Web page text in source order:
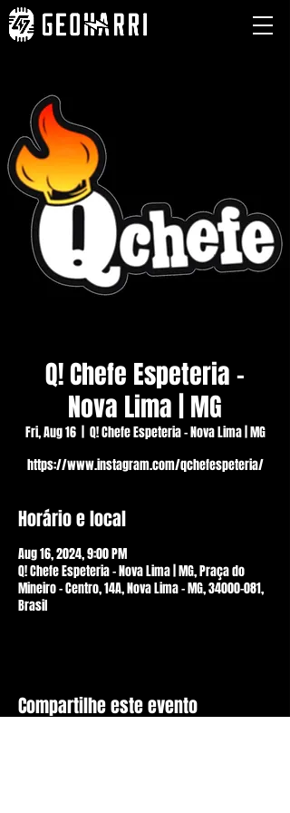
Q! Chefe Espeteria -
Nova Lima | MG
Fri, Aug 16
  |
Q! Chefe Espeteria - Nova Lima | MG
https://www.instagram.com/qchefespeteria/
Horário e local
Aug 16, 2024, 9:00 PM
Q! Chefe Espeteria - Nova Lima | MG, Praça do
Mineiro - Centro, 14A, Nova Lima - MG, 34000-081,
Brasil
Compartilhe este evento